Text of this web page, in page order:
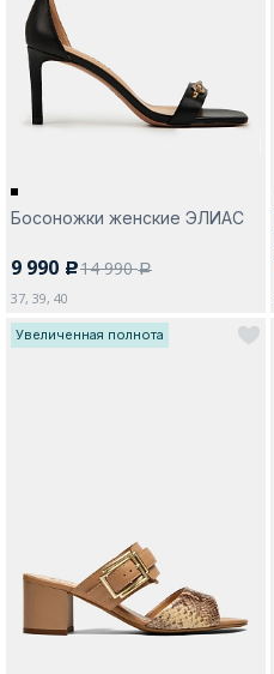
Босоножки женские ЭЛИАС
9 990 c14 990a
37, 39, 40
Увеличенная полнота